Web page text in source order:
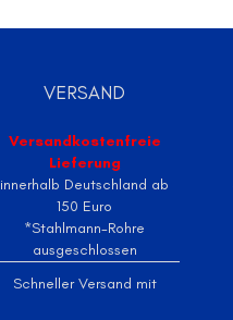
VERSAND
Versandkostenfreie
Lieferung
innerhalb Deutschland ab
150 Euro
*Stahlmann-Rohre
ausgeschlossen
Schneller Versand mit